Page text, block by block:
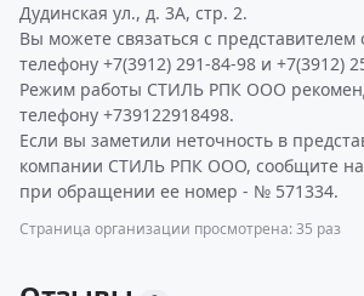
Дудинская ул., д. 3А, стр. 2.
Вы можете связаться с
телефону +7(3912) 291-84-98 и +7(3912)
Режим работы СТИЛЬ РПК ООО
телефону +739122918498.
Если вы заметили неточность в
компании СТИЛЬ РПК ООО, сообщите
при обращении ее номер - № 571334.
Страница организации просмотрена: 35 раз